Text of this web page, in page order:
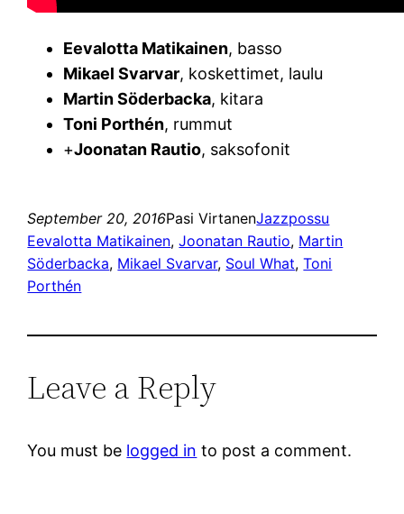
Eevalotta Matikainen, basso
Mikael Svarvar, koskettimet, laulu
Martin Söderbacka, kitara
Toni Porthén, rummut
+Joonatan Rautio, saksofonit
September 20, 2016Pasi VirtanenJazzpossu
Eevalotta Matikainen, Joonatan Rautio, Martin
Söderbacka, Mikael Svarvar, Soul What, Toni
Porthén
Leave a Reply
You must be logged in to post a comment.